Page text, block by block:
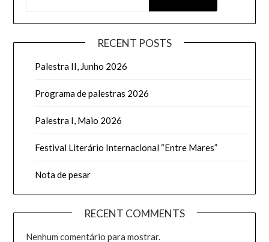
RECENT POSTS
Palestra II, Junho 2026
Programa de palestras 2026
Palestra I, Maio 2026
Festival Literário Internacional “Entre Mares”
Nota de pesar
RECENT COMMENTS
Nenhum comentário para mostrar.